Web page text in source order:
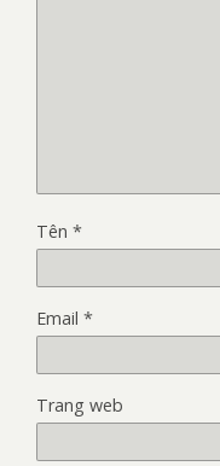
Tên *
Email *
Trang web